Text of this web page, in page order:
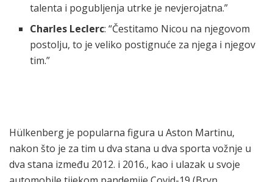
talenta i pogubljenja utrke je nevjerojatna.”
Charles Leclerc: “Čestitamo Nicou na njegovom
postolju, to je veliko postignuće za njega i njegov
tim.”
Hülkenberg je popularna figura u Aston Martinu,
nakon što je za tim u dva stana u dva sporta vožnje u
dva stana između 2012. i 2016., kao i ulazak u svoje